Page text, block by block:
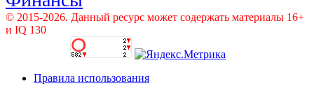
© 2015-2026. Данный ресурс может содержать материалы 16+
и IQ 130
Правила использования